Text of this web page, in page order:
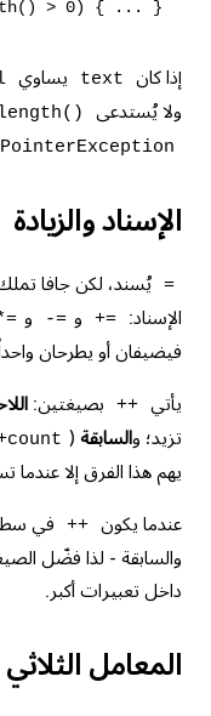
إذا كان text يساوي
ولا يُستدعى
الإسناد والزيادة
= يُسند، لكن جافا
الإسناد:
+= و -= و
فيضيفان أو يطرحان
يأتي ++ بصيغتين:
تزيد؛ والسابقة (
يهم هذا الفرق إلا
عندما يكون ++
في سطر
والسابقة - لذا فضّل
داخل تعبيرات أكبر.
المعامل الثلاثي